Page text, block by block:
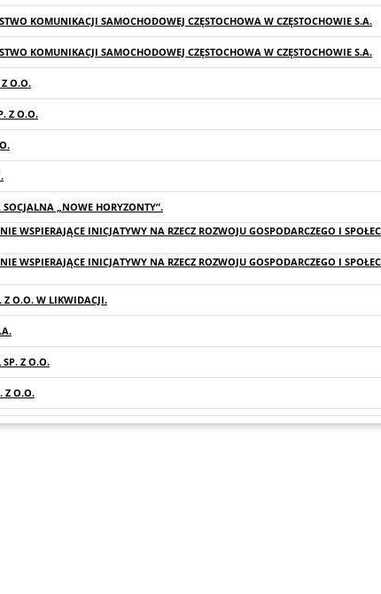
KOMUNIKACJI SAMOCHODOWEJ CZĘSTOCHOWA W CZĘSTOCHOWIE S.A.
KOMUNIKACJI SAMOCHODOWEJ CZĘSTOCHOWA W CZĘSTOCHOWIE S.A.
O.O.
Z O.O.
„NOWE HORYZONTY”.
WSPIERAJĄCE INICJATYWY NA RZECZ ROZWOJU GOSPODARCZEGO I
WSPIERAJĄCE INICJATYWY NA RZECZ ROZWOJU GOSPODARCZEGO I
Z O.O. W LIKWIDACJI.
SP. Z O.O.
Z O.O.